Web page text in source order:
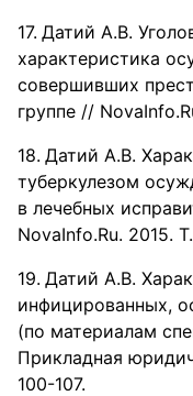
Датий А.В.
характеристика
совершивших
группе //
Датий А.В.
туберкулезом
в лечебных
NovaInfo.Ru. 2015.
Датий А.В.
инфицированных,
(по материалам
Прикладная
100-107.